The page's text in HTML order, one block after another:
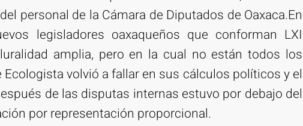
personal de la Cámara de Diputados de Oaxaca.En
legisladores oaxaqueños que conforman LXI
amplia, pero en la cual no están todos los
volvió a fallar en sus cálculos políticos y el
de las disputas internas estuvo por debajo del
por representación proporcional.